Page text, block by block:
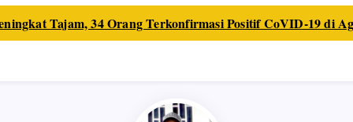
Tajam, 34 Orang Terkonfirmasi Positif CoVID-19 di